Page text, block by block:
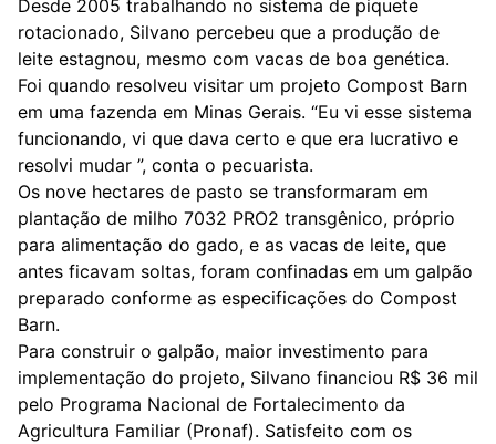
Desde 2005 trabalhando no sistema de piquete
rotacionado, Silvano percebeu que a produção de
leite estagnou, mesmo com vacas de boa genética.
Foi quando resolveu visitar um projeto Compost Barn
em uma fazenda em Minas Gerais. “Eu vi esse sistema
funcionando, vi que dava certo e que era lucrativo e
resolvi mudar ”, conta o pecuarista.
Os nove hectares de pasto se transformaram em
plantação de milho 7032 PRO2 transgênico, próprio
para alimentação do gado, e as vacas de leite, que
antes ficavam soltas, foram confinadas em um galpão
preparado conforme as especificações do Compost
Barn.
Para construir o galpão, maior investimento para
implementação do projeto, Silvano financiou R$ 36 mil
pelo Programa Nacional de Fortalecimento da
Agricultura Familiar (Pronaf). Satisfeito com os